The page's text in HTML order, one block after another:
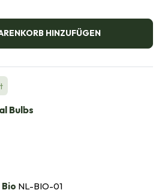
HINZUFÜGEN
Bulbs
Bio NL-BIO-01